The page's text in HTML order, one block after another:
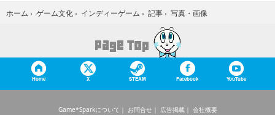
ホーム › ゲーム文化 › インディーゲーム › 記事 › 写真・画像
Home X STEAM Facebook YouTube
Game*Sparkについて お問合せ 広告掲載 会社概要